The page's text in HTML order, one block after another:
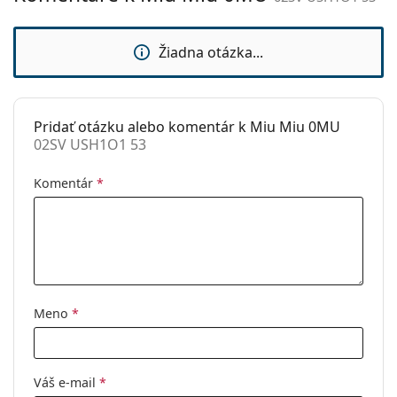
Čistiaca
handrička:
Áno
Ostatné
Typ:
Kategória:
Dioptrické okuliare
Žiadna otázka...
Pridať otázku alebo komentár k Miu Miu 0MU
02SV USH1O1 53
Komentár *
Meno *
Váš e-mail *